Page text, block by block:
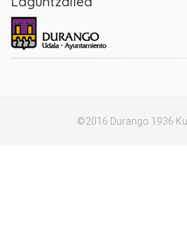
©2016 Durango 1936